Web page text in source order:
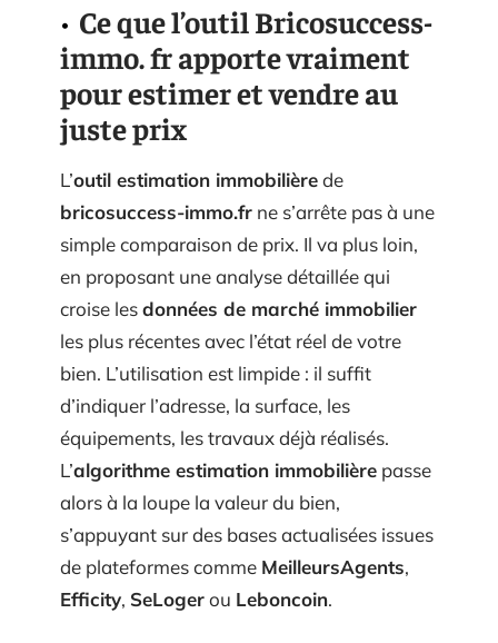
Ce que l’outil Bricosuccess-
immo. fr apporte vraiment
pour estimer et vendre au
juste prix
L’outil estimation immobilièrede
bricosuccess-immo.fr ne s’arrête pas à une
simple comparaison de prix. Il va plus loin,
en proposant une analyse détaillée qui
croise lesdonnées de marché immobilier
les plus récentes avec l’état réel de votre
bien. L’utilisation est limpide : il suffit
d’indiquer l’adresse, la surface, les
équipements, les travaux déjà réalisés.
L’algorithme estimation immobilière passe
alors à la loupe la valeur du bien,
s’appuyant sur des bases actualisées issues
de plateformes comme MeilleursAgents,
Efficity, SeLogerou Leboncoin.